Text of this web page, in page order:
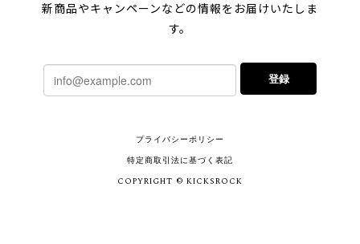
新商品やキャンペーンなどの情報をお届けいたしま
す。
登録
プライバシーポリシー
特定商取引法に基づく表記
COPYRIGHT © KICKSROCK